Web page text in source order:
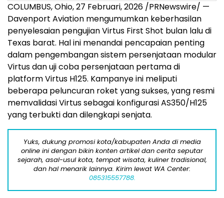
COLUMBUS, Ohio,27 Februari, 2026 /PRNewswire/ —
Davenport Aviation mengumumkan keberhasilan
penyelesaian pengujian Virtus First Shot bulan lalu di
Texas barat. Hal ini menandai pencapaian penting
dalam pengembangan sistem persenjataan modular
Virtus dan uji coba persenjataan pertama di
platform Virtus H125. Kampanye ini meliputi
beberapa peluncuran roket yang sukses, yang resmi
memvalidasi Virtus sebagai konfigurasi AS350/H125
yang terbukti dan dilengkapi senjata.
Yuks, dukung promosi kota/kabupaten Anda di media
online ini dengan bikin konten artikel dan cerita seputar
sejarah, asal-usul kota, tempat wisata, kuliner tradisional,
dan hal menarik lainnya. Kirim lewat WA Center:
085315557788.